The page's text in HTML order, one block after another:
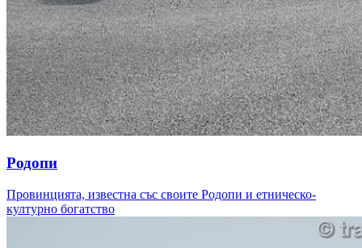
Родопи
Провинцията, известна със своите Родопи и етническо-
културно богатство